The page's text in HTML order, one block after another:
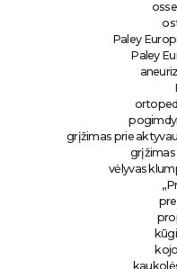
Paley
Paley
grįžimas prie
grįžimas
vėlyvas